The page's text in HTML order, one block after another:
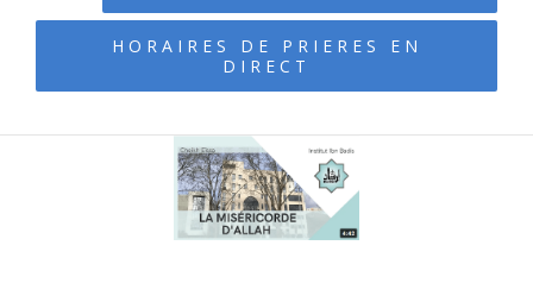
HORAIRES DE PRIERES EN
DIRECT